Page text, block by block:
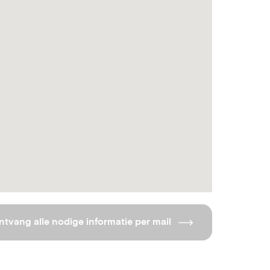
alle nodige informatie per mail